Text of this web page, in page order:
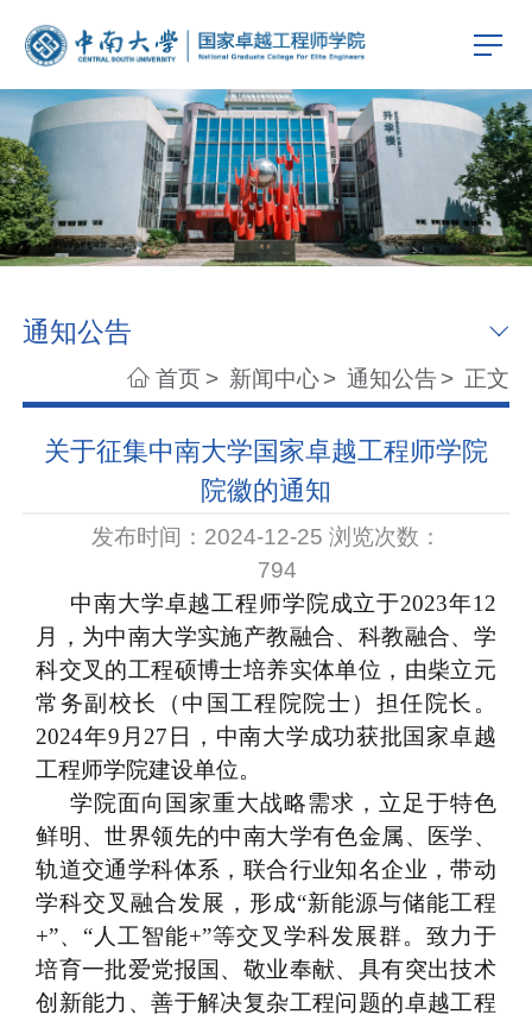
通知公告
首页 > 新闻中心 > 通知公告 > 正文
关于征集中南大学国家卓越工程师学院
院徽的通知
发布时间：2024-12-25 浏览次数：
794
中南大学卓越工程师学院成立于2023年12
月，为中南大学实施产教融合、科教融合、学
科交叉的工程硕博士培养实体单位，由柴立元
常务副校长（中国工程院院士）担任院长。
2024年9 月 27 日，中南大学成功获批国家卓越
工程师学院建设单位。
学院面向国家重大战略需求，立足于特色
鲜明、世界领先的中南大学有色金属、医学、
轨道交通学科体系，联合行业知名企业，带动
学科交叉融合发展，形成“新能源与储能工程
+”、“人工智能+”等交叉学科发展群。致力于
培育一批爱党报国、敬业奉献、具有突出技术
创新能力、善于解决复杂工程问题的卓越工程